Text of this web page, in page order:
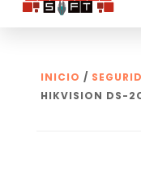
INICIO /
HIKVISION DS-